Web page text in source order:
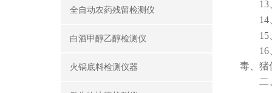
全自动农葯残留检测仪
白酒甲醇乙醇检测仪
火锅底料检测仪器
13、
14、
15、
16、
毒、猪
二